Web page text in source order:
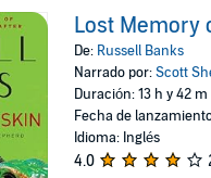
Lost Memory
De: Russell Banks
Narrado por:Scott
Duración: 13 h y 42 m
Fecha de
Idioma: Inglés
4.0